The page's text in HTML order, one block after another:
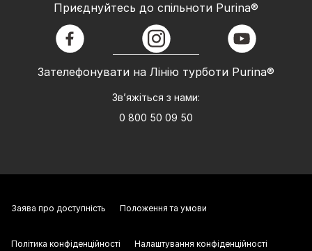
Зателефонувати на Лінію турботи Purina®
Зв’яжіться з нами:
0 800 50 09 50
Приєднуйтесь до спільноти Purina®
facebook instagram youtube
Заява про доступність Положення та умови
Політика конфіденційності Налаштування конфіденційності